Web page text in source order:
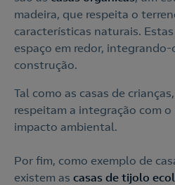
Contacte-nos
Contacte-nos para novas
o
Acepto la política de
Nós ligamos!
madeira, que respeita o
características naturais.
espaço em redor,
construção.
Tal como as casas de
respeitam a integração com o
impacto ambiental.
Por fim, como exemplo de
existem as casas de tijolo